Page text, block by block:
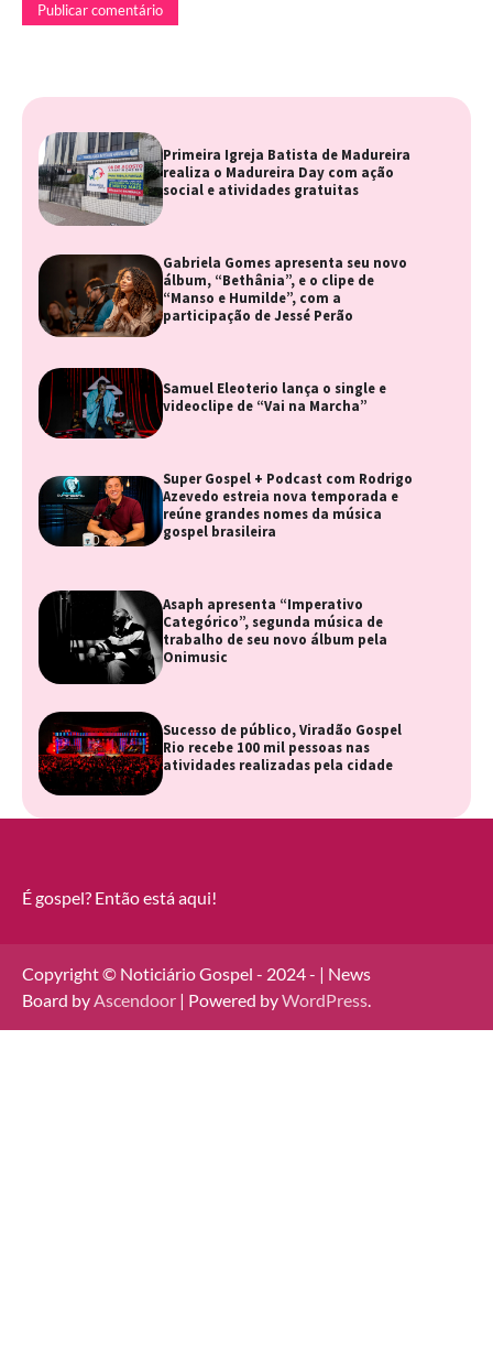
Primeira Igreja Batista de Madureira
realiza o Madureira Day com ação
social e atividades gratuitas
Gabriela Gomes apresenta seu novo
álbum, “Bethânia”, e o clipe de
“Manso e Humilde”, com a
participação de Jessé Perão
Samuel Eleoterio lança o single e
videoclipe de “Vai na Marcha”
Super Gospel + Podcast com Rodrigo
Azevedo estreia nova temporada e
reúne grandes nomes da música
gospel brasileira
Asaph apresenta “Imperativo
Categórico”, segunda música de
trabalho de seu novo álbum pela
Onimusic
Sucesso de público, Viradão Gospel
Rio recebe 100 mil pessoas nas
atividades realizadas pela cidade
É gospel? Então está aqui!
Copyright © Noticiário Gospel - 2024 - | News
Board byAscendoor | Powered byWordPress.